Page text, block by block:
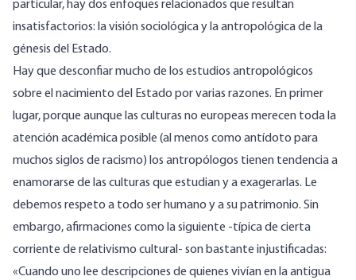
particular, hay dos enfoques relacionados que resultan
insatisfactorios: la visión sociológica y la antropológica de la
génesis del Estado.
Hay que desconfiar mucho de los estudios antropológicos
sobre el nacimiento del Estado por varias razones. En primer
lugar, porque aunque las culturas no europeas merecen toda la
atención académica posible (al menos como antídoto para
muchos siglos de racismo) los antropólogos tienen tendencia a
enamorarse de las culturas que estudian y a exagerarlas. Le
debemos respeto a todo ser humano y a su patrimonio. Sin
embargo, afirmaciones como la siguiente -típica de cierta
corriente de relativismo cultural- son bastante injustificadas:
«Cuando uno lee descripciones de quienes vivían en la antigua